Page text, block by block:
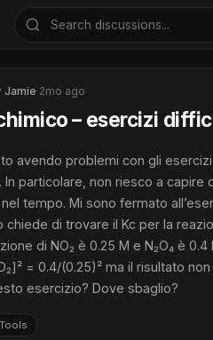
Jamie·2mo ago
– esercizi
avendo problemi con gli
In particolare, non riesco a capire
tempo. Mi sono fermato
chiede di trovare il Kc per la
di NO₂ è 0.25 M e N₂O₄ è
= 0.4/(0.25)² ma il risultato
esercizio? Dove sbaglio?